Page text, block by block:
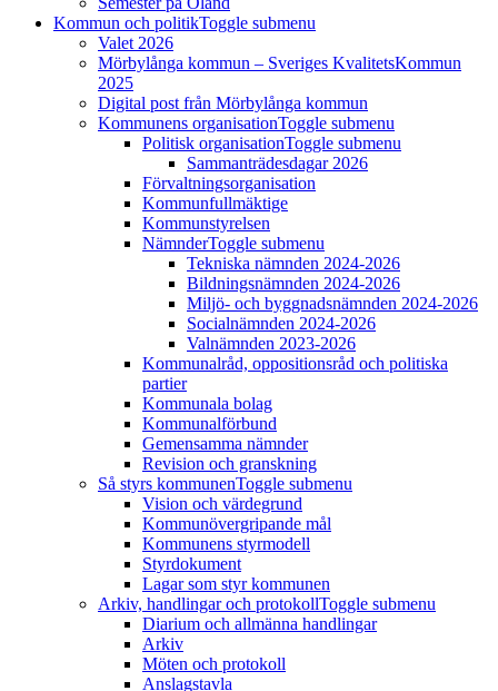
Kommun och politikToggle submenu
Valet 2026
Mörbylånga kommun – Sveriges KvalitetsKommun
2025
Digital post från Mörbylånga kommun
Kommunens organisationToggle submenu
Politisk organisationToggle submenu
Sammanträdesdagar 2026
Förvaltningsorganisation
Kommunfullmäktige
Kommunstyrelsen
NämnderToggle submenu
Tekniska nämnden 2024-2026
Bildningsnämnden 2024-2026
Miljö- och byggnadsnämnden 2024-2026
Socialnämnden 2024-2026
Valnämnden 2023-2026
Kommunalråd, oppositionsråd och politiska
partier
Kommunala bolag
Kommunalförbund
Gemensamma nämnder
Revision och granskning
Så styrs kommunenToggle submenu
Vision och värdegrund
Kommunövergripande mål
Kommunens styrmodell
Styrdokument
Lagar som styr kommunen
Arkiv, handlingar och protokollToggle submenu
Diarium och allmänna handlingar
Arkiv
Möten och protokoll
Anslagstavla